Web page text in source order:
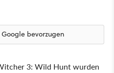
bevorzugen
3: Wild Hunt wurden